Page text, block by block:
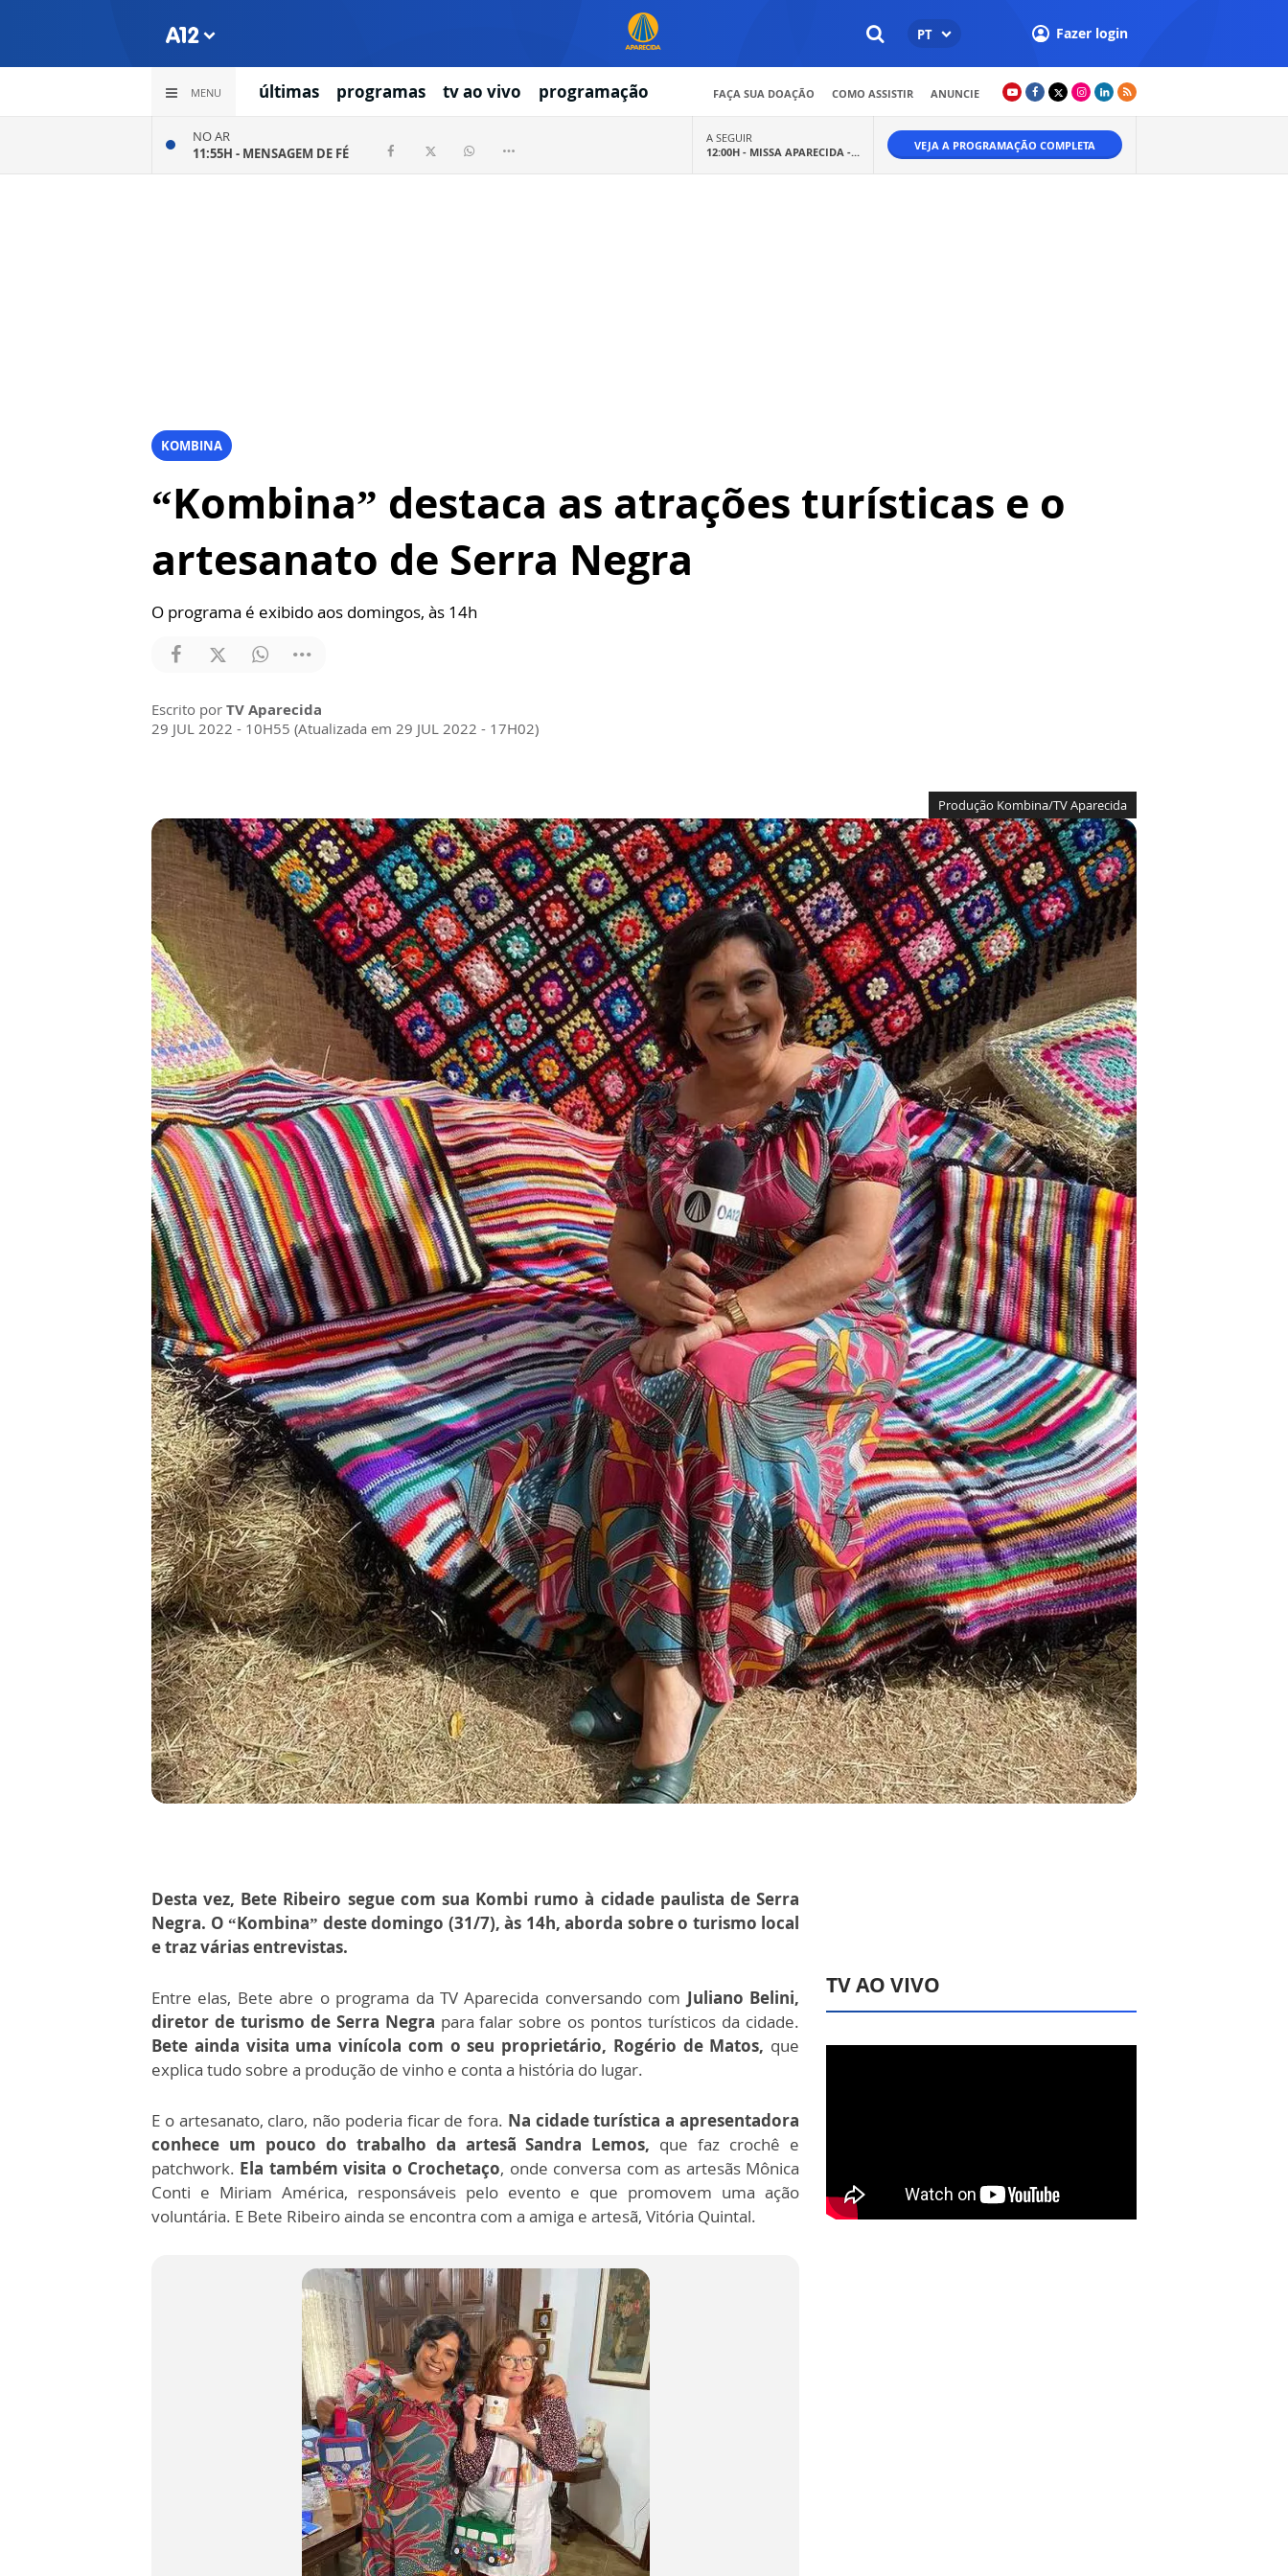
PT Fazer login
MENU últimas programas tv ao vivo programação FAÇA SUA DOAÇÃO COMO ASSISTIR ANUNCIE
NO AR
11:55H - MENSAGEM DE FÉ
A SEGUIR
12:00H - MISSA APARECIDA -... VEJA A PROGRAMAÇÃO COMPLETA
KOMBINA
“Kombina” destaca as atrações turísticas e o
artesanato de Serra Negra
O programa é exibido aos domingos, às 14h
Escrito por TV Aparecida
29 JUL 2022 - 10H55 (Atualizada em 29 JUL 2022 - 17H02)
Produção Kombina/TV Aparecida
Desta vez, Bete Ribeiro segue com sua Kombi rumo à cidade paulista de Serra
Negra. O “Kombina” deste domingo (31/7), às 14h, aborda sobre o turismo local
e traz várias entrevistas.
Entre elas, Bete abre o programa da TV Aparecida conversando com Juliano Belini,
diretor de turismo de Serra Negra para falar sobre os pontos turísticos da cidade.
Bete ainda visita uma vinícola com o seu proprietário, Rogério de Matos, que
explica tudo sobre a produção de vinho e conta a história do lugar.
E o artesanato, claro, não poderia ficar de fora. Na cidade turística a apresentadora
conhece um pouco do trabalho da artesã Sandra Lemos, que faz crochê e
patchwork. Ela também visita o Crochetaço, onde conversa com as artesãs Mônica
Conti e Miriam América, responsáveis pelo evento e que promovem uma ação
voluntária. E Bete Ribeiro ainda se encontra com a amiga e artesã, Vitória Quintal.
TV AO VIVO